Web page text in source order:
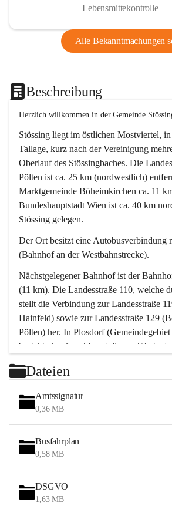
Lebensmittekontrolle
Alle Bekanntmachungen
Beschreibung
Herzlich willkommen in der Gemeinde
Stössing liegt im östlichen Mostviertel, in
Tallage, kurz nach der Vereinigung
Oberlauf des Stössingbaches. Die
Pölten ist ca. 25 km (nordwestlich)
Marktgemeinde Böheimkirchen ca. 11
Bundeshauptstadt Wien ist ca. 40 km
Stössing gelegen.
Der Ort besitzt eine Autobusverbindung
(Bahnhof an der Westbahnstrecke).
Nächstgelegener Bahnhof ist der
(11 km). Die Landesstraße 110, welche
stellt die Verbindung zur Landesstraße
Hainfeld) sowie zur Landesstraße 129
Pölten) her. In Plosdorf
besteht eine Anschlussstelle zur
Wien erreicht man in ca. 45 Minuten.
Stössing zählt noch zum
zum Naherholungsraum St. Pölten. Viele
„ihre Wiener“. Seit 1960 bauten viele
Wochenendhäuser im Gemeindegebiet.
waldreichen Jagdgebietes haben viele
Das Wandern ist aus touristischer Sicht
Tätigkeit. Das hügelige Gebiet mit
Wiesen, Wälder und Obstkulturen lädt
Dateien
Amtssignatur
0,36 MB
Busfahrplan
0,58 MB
DSGVO
1,63 MB